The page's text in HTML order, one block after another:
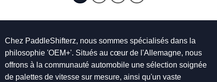
Chez PaddleShifterz, nous sommes spécialisés dans la
philosophie 'OEM+'. Situés au cœur de l'Allemagne, nous
offrons à la communauté automobile une sélection soignée
de palettes de vitesse sur mesure, ainsi qu'un vaste